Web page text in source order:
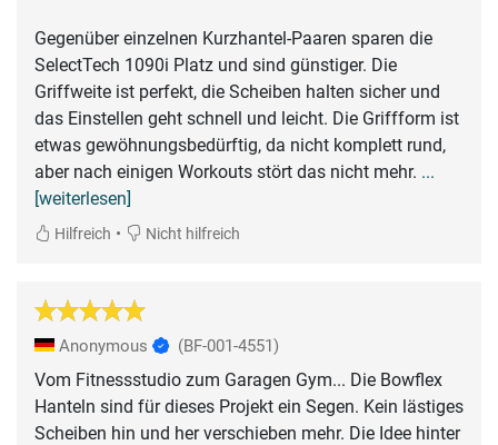
Gegenüber einzelnen Kurzhantel-Paaren sparen die
SelectTech 1090i Platz und sind günstiger. Die
Griffweite ist perfekt, die Scheiben halten sicher und
das Einstellen geht schnell und leicht. Die Griffform ist
etwas gewöhnungsbedürftig, da nicht komplett rund,
aber nach einigen Workouts stört das nicht mehr. ...
[weiterlesen]
Hilfreich • Nicht hilfreich
Anonymous (BF-001-4551)
Vom Fitnessstudio zum Garagen Gym... Die Bowflex
Hanteln sind für dieses Projekt ein Segen. Kein lästiges
Scheiben hin und her verschieben mehr. Die Idee hinter